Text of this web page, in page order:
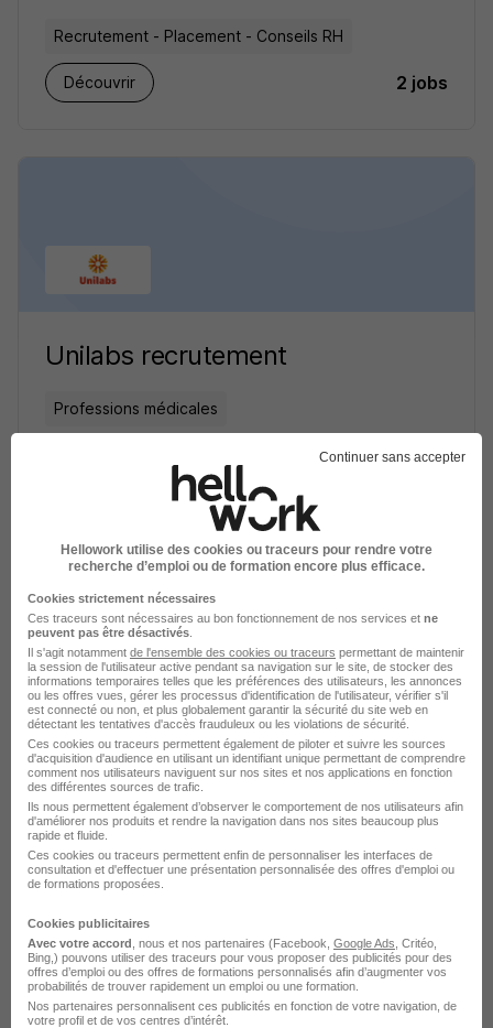
Recrutement - Placement - Conseils RH
Découvrir 2 jobs
Unilabs recrutement
Professions médicales
1 job
SYNLAB recrutement
Professions médicales
Découvrir 1 job
Continuer sans accepter
Hellowork utilise des cookies ou traceurs pour rendre votre
recherche d’emploi ou de formation encore plus efficace.
Cookies strictement nécessaires
Ces traceurs sont nécessaires au bon fonctionnement de nos services et ne
peuvent pas être désactivés
Il s'agit notamment de l'ensemble des cookies ou traceurs permettant de maintenir
la session de l'utilisateur active pendant sa navigation sur le site, de stocker des
informations temporaires telles que les préférences des utilisateurs, les annonces
ou les offres vues, gérer les processus d'identification de l'utilisateur, vérifier s'il
est connecté ou non, et plus globalement garantir la sécurité du site web en
détectant les tentatives d'accès frauduleux ou les violations de sécurité.
Ces cookies ou traceurs permettent également de piloter et suivre les sources
d'acquisition d'audience en utilisant un identifiant unique permettant de comprendre
comment nos utilisateurs naviguent sur nos sites et nos applications en fonction
des différentes sources de trafic.
Ils nous permettent également d’observer le comportement de nos utilisateurs afin
d'améliorer nos produits et rendre la navigation dans nos sites beaucoup plus
rapide et fluide.
Ces cookies ou traceurs permettent enfin de personnaliser les interfaces de
consultation et d'effectuer une présentation personnalisée des offres d'emploi ou
de formations proposées.
Cookies publicitaires
Avec votre accord , nous et nos partenaires (Facebook, Google Ads , Critéo,
Bing,) pouvons utiliser des traceurs pour vous proposer des publicités pour des
offres d’emploi ou des offres de formations personnalisés afin d’augmenter vos
probabilités de trouver rapidement un emploi ou une formation.
Nos partenaires personnalisent ces publicités en fonction de votre navigation, de
votre profil et de vos centres d’intérêt.